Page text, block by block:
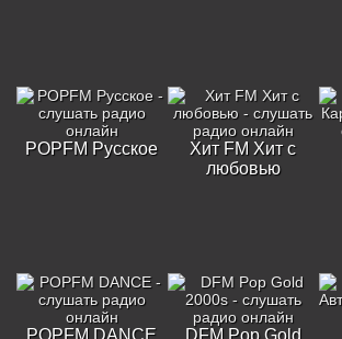
POPFM Русское
Хит FM Хит с
любовью
POPFM DANCE
DFM Pop Gold